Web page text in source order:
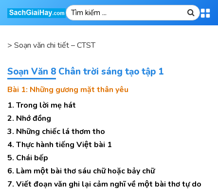
> Soạn văn chi tiết – CTST
Soạn Văn 8 Chân trời sáng tạo tập 1
Bài 1: Những gương mặt thân yêu
1. Trong lời mẹ hát
2. Nhớ đồng
3. Những chiếc lá thơm tho
4. Thực hành tiếng Việt bài 1
5. Chái bếp
6. Làm một bài thơ sáu chữ hoặc bảy chữ
7. Viết đoạn văn ghi lại cảm nghĩ về một bài thơ tự do